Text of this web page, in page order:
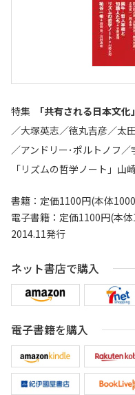
特集 「共有される日本文化」
／大塚英志／徳丸吉彦／太
／アンドリー･ポルトノフ／
「リズムの哲学ノート」山
書籍：定価1100円(本体
電子書籍：定価1100円(本
2014.11発行
ネット書店で購入
電子書籍を購入